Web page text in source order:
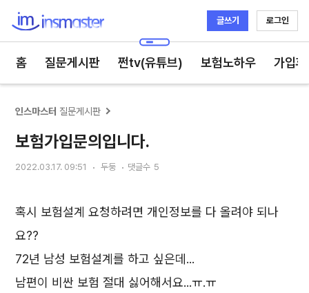
글쓰기 로그인
홈 질문게시판 쩐tv(유튜브) 보험노하우 가입
인스마스터 질문게시판
보험가입문의입니다.
2022.03.17. 09:51 두둥 댓글수 5
혹시 보험설계 요청하려면 개인정보를 다 올려야 되나
요??
72년 남성 보험설계를 하고 싶은데...
남편이 비싼 보험 절대 싫어해서요...ㅠ.ㅠ